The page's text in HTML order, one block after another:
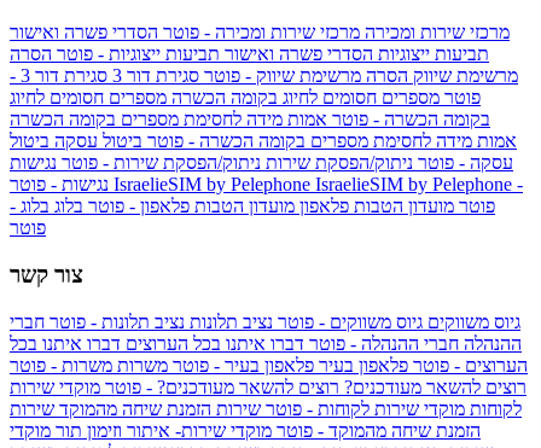
מרכזי שירות ומכירה מרכזי שירות ומכירה - פוטר הסדרי פשרה ואישור
תביעות ייצוגיות הסדרי פשרה ואישור תביעות ייצוגיות - פוטר הסרה
מרשימת שיווק הסרה מרשימת שיווק - פוטר סגירת דור 3
סגירת דור 3 -
פוטר מספרים חסומים לחיוג בקומה הכשרה מספרים חסומים לחיוג
בקומה הכשרה - פוטר אמות מידה לחסימת מספרים בקומה הכשרה
אמות מידה לחסימת מספרים בקומה הכשרה - פוטר ביטול עסקה ביטול
עסקה - פוטר ניתוק/הפסקת שירות ניתוק/הפסקת שירות - פוטר נגישות
IsraelieSIM by Pelephone IsraelieSIM by Pelephone -
פוטר מועדון הטבות פלאפון מועדון הטבות פלאפון - פוטר בלוג בלוג -
פוטר
צור קשר
גיוס משווקים גיוס משווקים - פוטר נציב תלונות נציב תלונות - פוטר חברי
ההנהלה חברי ההנהלה - פוטר דברו איתנו בכל הערוצים דברו איתנו בכל
הערוצים - פוטר פלאפון בעיר פלאפון בעיר - פוטר משרות משרות - פוטר
רוצים להשאר מעודכנים? רוצים להשאר מעודכנים? - פוטר מוקדי שירות
לקוחות מוקדי שירות לקוחות - פוטר שירות הזמנת שיחה מהמוקד שירות
הזמנת שיחה מהמוקד - פוטר מוקדי שירות- איתור וזימון תור מוקדי